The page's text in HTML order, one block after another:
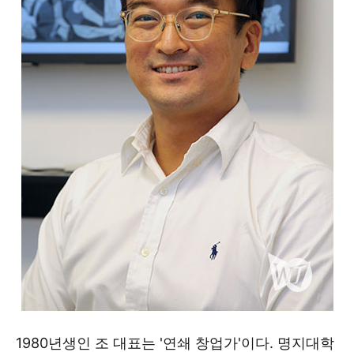
1980년생인 조 대표는 '연쇄 창업가'이다. 명지대학